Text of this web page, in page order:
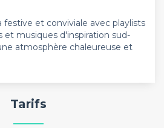
festive et conviviale avec playlists
et musiques d'inspiration sud-
atmosphère chaleureuse et
Tarifs